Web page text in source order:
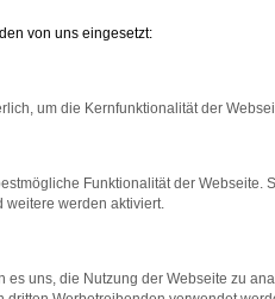
bestimmter Seiten
beheben.
von uns eingesetzt:
um die Kernfunktionalität der
Funktionalität der Webseite.
weitere werden aktiviert.
es uns, die Nutzung der Webseite zu